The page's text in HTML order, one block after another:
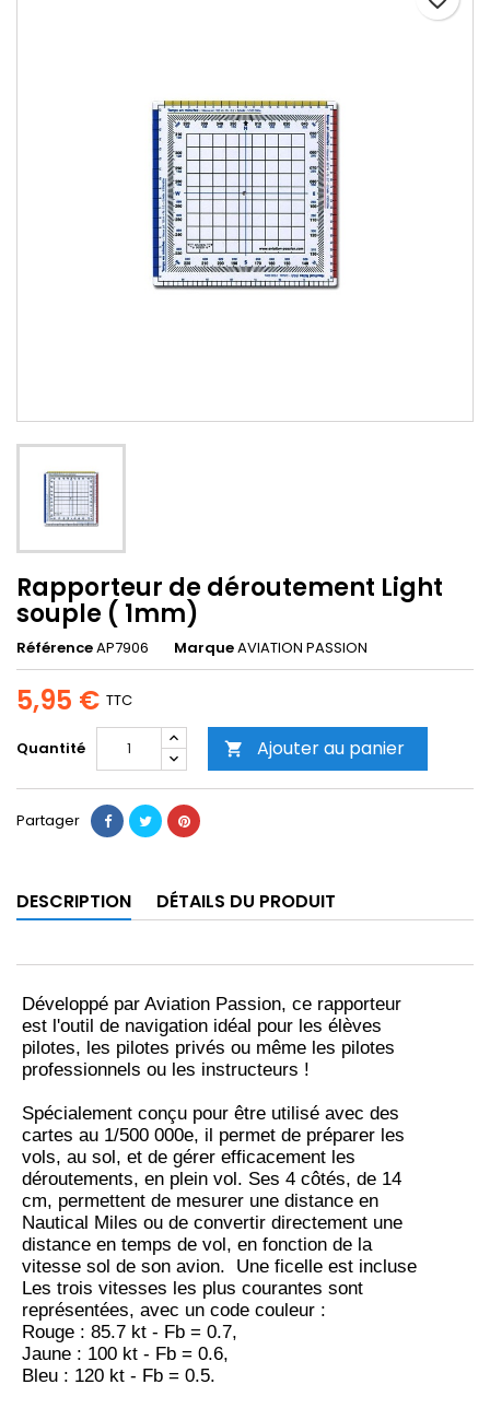
Rapporteur de déroutement Light
souple ( 1mm)
RéférenceAP7906 MarqueAVIATION PASSION
5,95 € TTC
Quantité  Ajouter au panier
Partager
DESCRIPTION DÉTAILS DU PRODUIT
Développé par Aviation Passion, ce rapporteur
est l'outil de navigation idéal pour les élèves
pilotes, les pilotes privés ou même les pilotes
professionnels ou les instructeurs !
Spécialement conçu pour être utilisé avec des
cartes au 1/500 000e, il permet de préparer les
vols, au sol, et de gérer efficacement les
déroutements, en plein vol. Ses 4 côtés, de 14
cm, permettent de mesurer une distance en
Nautical Miles ou de convertir directement une
distance en temps de vol, en fonction de la
vitesse sol de son avion. Une ficelle est incluse
Les trois vitesses les plus courantes sont
représentées, avec un code couleur :
Rouge : 85.7 kt - Fb = 0.7,
Jaune : 100 kt - Fb = 0.6,
Bleu : 120 kt - Fb = 0.5.